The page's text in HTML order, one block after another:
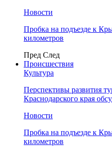
Новости
Пробка на подъезде к
километров
Пред След
Происшествия
Культура
Перспективы развития
Краснодарского края
Новости
Пробка на подъезде к
километров